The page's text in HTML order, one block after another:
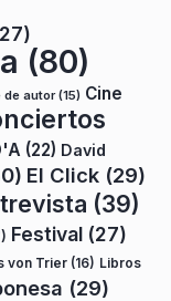
(80)
de autor(15) Cine
(22) David
El Click (29)
(39)
Festival (27)
von Trier (16) Libros
(29)